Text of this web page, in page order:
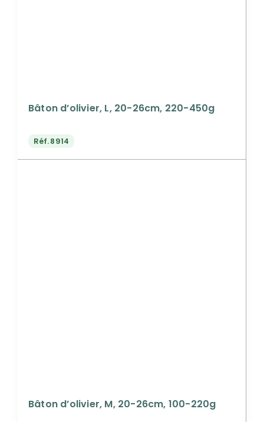
Bâton d’olivier, L, 20-26cm, 220-450g
Réf.8914
Bâton d’olivier, M, 20-26cm, 100-220g